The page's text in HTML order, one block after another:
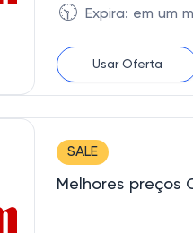
🕥 Expira: em um
Usar Oferta
SALE
Melhores preços